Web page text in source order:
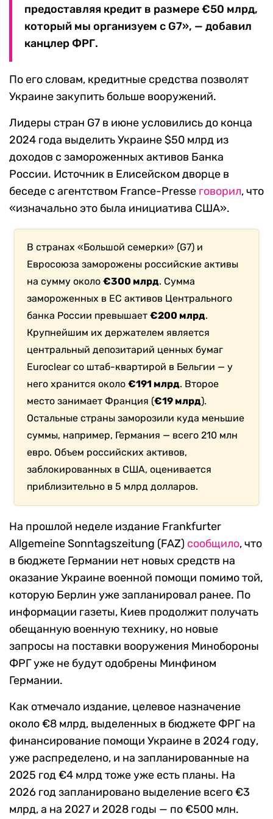
предоставляя кредит в размере €50 млрд,
который мы организуем с G7», — добавил
канцлер ФРГ.
По его словам, кредитные средства позволят
Украине закупить больше вооружений.
Лидеры стран G7 в июне условились до конца
2024 года выделить Украине $50 млрд из
доходов с замороженных активов Банка
России. Источник в Елисейском дворце в
беседе с агентством France-Presse говорил, что
«изначально это была инициатива США».
В странах «Большой cемерки» (G7) и
Евросоюза заморожены российские активы
на сумму около€300 млрд. Сумма
замороженных в ЕС активов Центрального
банка России превышает€200 млрд.
Крупнейшим их держателем является
центральный депозитарий ценных бумаг
Euroclear со штаб-квартирой в Бельгии — у
него хранится около€191 млрд. Второе
место занимает Франция (€19 млрд).
Остальные страны заморозили куда меньшие
суммы, например, Германия — всего 210 млн
евро. Объем российских активов,
заблокированных в США, оценивается
приблизительно в 5 млрд долларов.
На прошлой неделе издание Frankfurter
Allgemeine Sonntagszeitung (FAZ) сообщило, что
в бюджете Германии нет новых средств на
оказание Украине военной помощи помимо той,
которую Берлин уже запланировал ранее. По
информации газеты, Киев продолжит получать
обещанную военную технику, но новые
запросы на поставки вооружения Минобороны
ФРГ уже не будут одобрены Минфином
Германии.
Как отмечало издание, целевое назначение
около €8 млрд, выделенных в бюджете ФРГ на
финансирование помощи Украине в 2024 году,
уже распределено, и на запланированные на
2025 год €4 млрд тоже уже есть планы. На
2026 год запланировано выделение всего €3
млрд, а на 2027 и 2028 годы — по €500 млн.